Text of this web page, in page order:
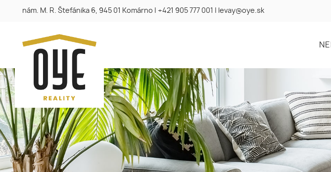
nám. M. R. Štefánika 6, 945 01 Komárno +421 905 777 001 levay@oye.sk